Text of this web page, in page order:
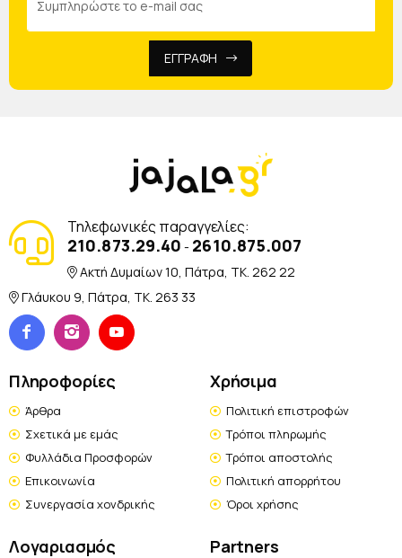
ΕΓΓΡΑΦΗ
Τηλεφωνικές παραγγελίες:
210.873.29.40 - 2610.875.007
Ακτή Δυμαίων 10, Πάτρα, TK. 262 22
Γλάυκου 9, Πάτρα, TK. 263 33
Πληροφορίες
Άρθρα
Σχετικά με εμάς
Φυλλάδια Προσφορών
Επικοινωνία
Συνεργασία χονδρικής
Χρήσιμα
Πολιτική επιστροφών
Τρόποι πληρωμής
Τρόποι αποστολής
Πολιτική απορρήτου
Όροι χρήσης
Λογαριασμός Partners